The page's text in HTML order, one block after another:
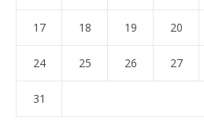
17 18 19 20
24 25 26 27
31